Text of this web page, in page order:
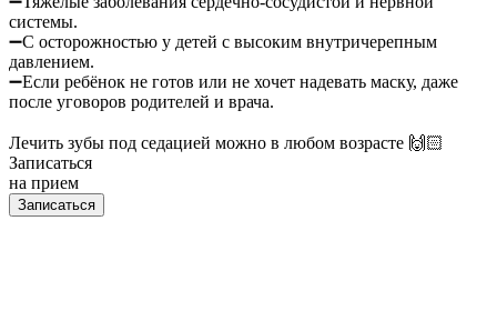
системы.
➖С осторожностью у детей с высоким внутричерепным
давлением.
➖Если ребёнок не готов или не хочет надевать маску, даже
после уговоров родителей и врача.
Лечить зубы под седацией можно в любом возрасте 🙌🏻
Записаться
на прием
Записаться